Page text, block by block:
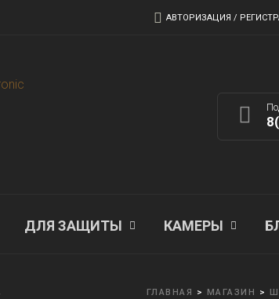
АВТОРИЗАЦИЯ /
ДЛЯ ЗАЩИТЫ КАМЕРЫ
ГЛАВНАЯ > МАГАЗИН >